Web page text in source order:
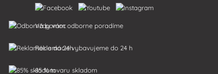
Vždy vám odborne poradíme
Reklamácie vybavujeme do 24 h
85 % tovaru skladom